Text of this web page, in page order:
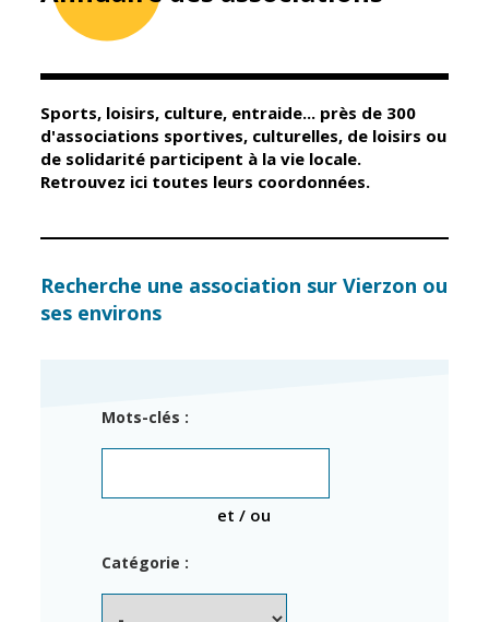
Mairie
Élus
Municipal
Services de la
Ville
Cimetières
Titres
État civil
Enfance et
éducation
Guichet unique
enfance
Sports, loisirs, culture, entraide... près de 300
d'associations sportives, culturelles, de loisirs ou
de solidarité participent à la vie locale.
Retrouvez ici toutes leurs coordonnées.
Recherche une association sur Vierzon ou
ses environs
Mots-clés :
et / ou
Catégorie :